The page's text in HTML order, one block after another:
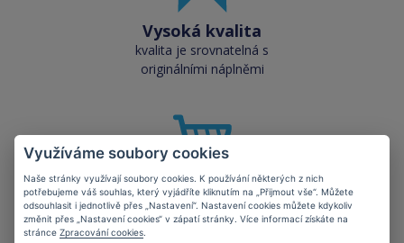
Vysoká kvalita
kvalita je srovnatelná s
originálními náplněmi
Skladem téměř vše
přes 50 000 skladových
zásob pro okamžitý odběr
Využíváme soubory cookies
Naše stránky využívají soubory cookies. K používání některých z nich
potřebujeme váš souhlas, který vyjádříte kliknutím na „Přijmout vše“. Můžete
odsouhlasit i jednotlivě přes „Nastavení“. Nastavení cookies můžete kdykoliv
změnit přes „Nastavení cookies“ v zápatí stránky. Více informací získáte na
stránce Zpracování cookies